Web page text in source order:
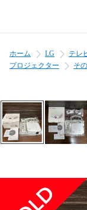
ホーム LG テレ
プロジェクター
そ